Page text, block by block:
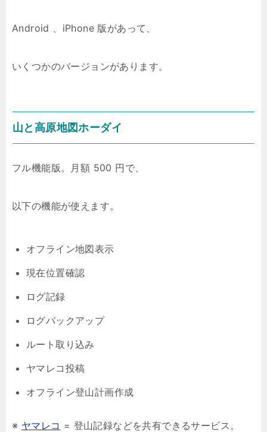
Android 、iPhone 版があって、
いくつかのバージョンがあります。
山と高原地図ホーダイ
フル機能版。月額 500 円で、
以下の機能が使えます。
オフライン地図表示
現在位置確認
ログ記録
ログバックアップ
ルート取り込み
ヤマレコ投稿
オフライン登山計画作成
※ ヤマレコ = 登山記録などを共有できるサービス。